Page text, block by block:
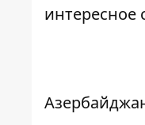
интересное